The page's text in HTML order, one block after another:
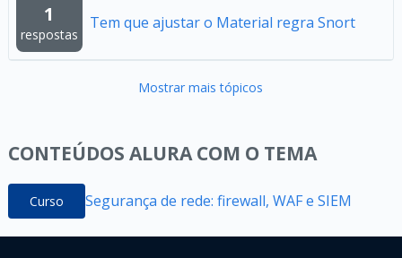
1
respostas
Tem que ajustar o Material regra Snort
Mostrar mais tópicos
CONTEÚDOS ALURA COM O TEMA
Curso Segurança de rede: firewall, WAF e SIEM